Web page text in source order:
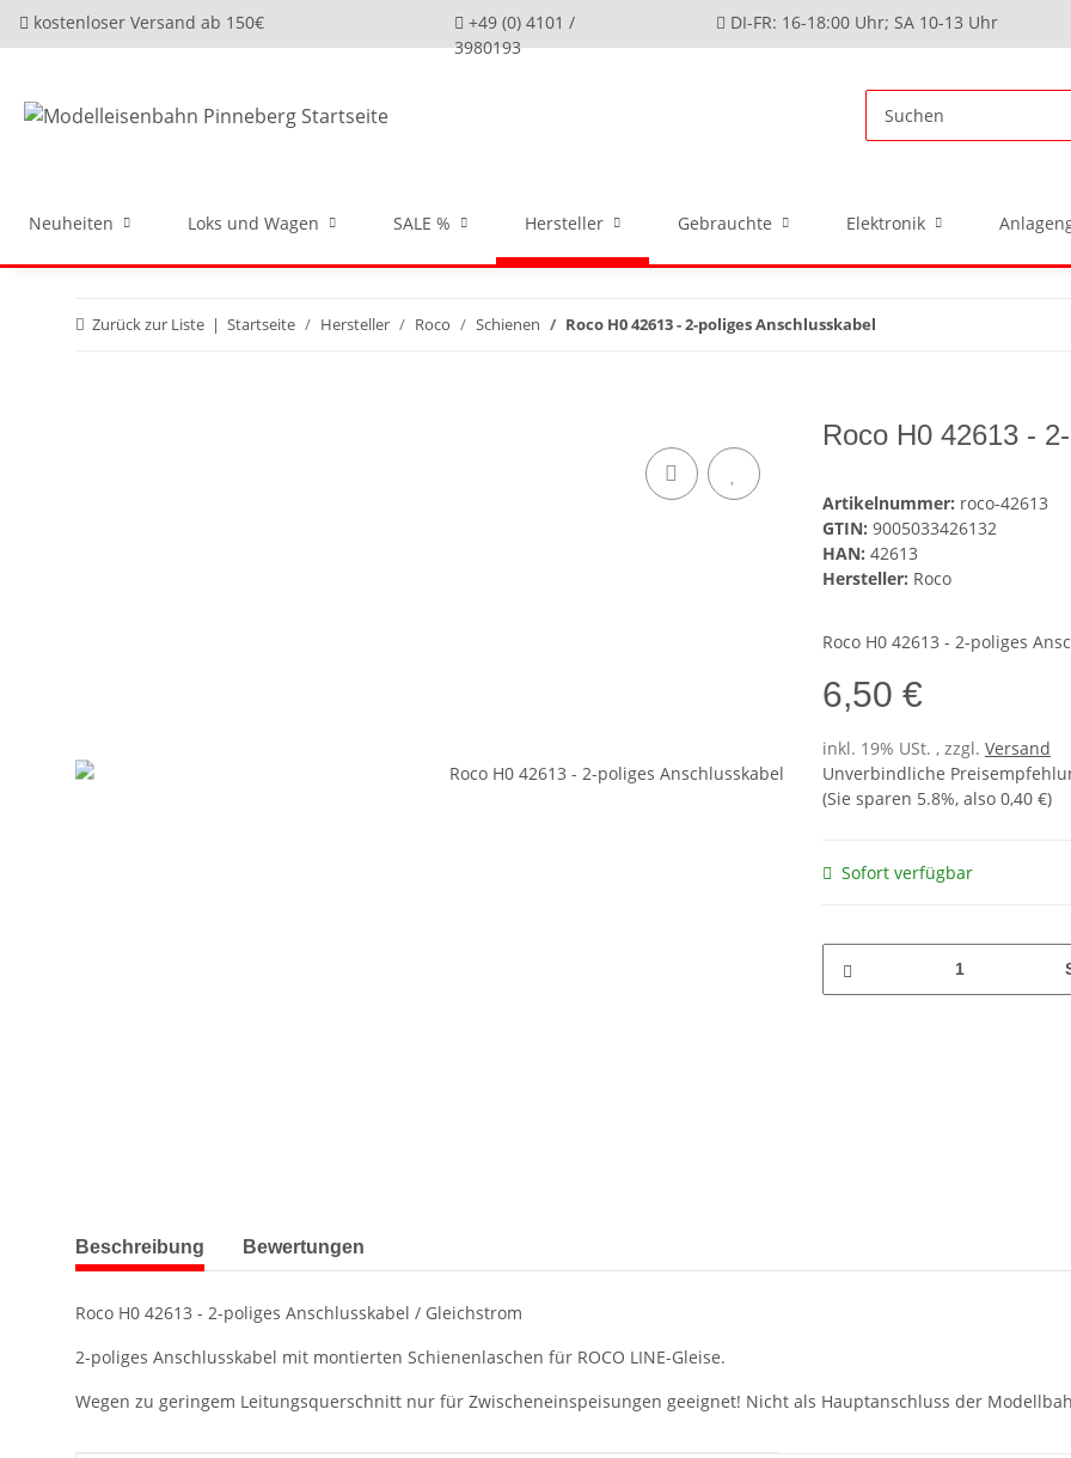
kostenloser Versand ab 150€
+49 (0) 4101 /
3980193
DI-FR: 16-18:00 Uhr; SA 10-13 Uhr
Neuheiten Loks und Wagen SALE % Hersteller Gebrauchte Elektronik
Zurück zur Liste Startseite Hersteller Roco Schienen Roco H0 42613 - 2-poliges Anschlusskabel
Roco H0 42613 -
Artikelnummer: roco-42613
GTIN: 9005033426132
HAN: 42613
Hersteller: Roco
Roco H0 42613 - 2-poliges
6,50 €
inkl. 19% USt. , zzgl. Versand
Unverbindliche
(Sie sparen 5.8%, also 0,40 €)
Sofort verfügbar
weitere Registerkarten anzeigen
Beschreibung Bewertungen
Roco H0 42613 - 2-poliges Anschlusskabel / Gleichstrom
2-poliges Anschlusskabel mit montierten Schienenlaschen für ROCO LINE-Gleise.
Wegen zu geringem Leitungsquerschnitt nur für Zwischeneinspeisungen geeignet! Nicht als Hauptanschluss der